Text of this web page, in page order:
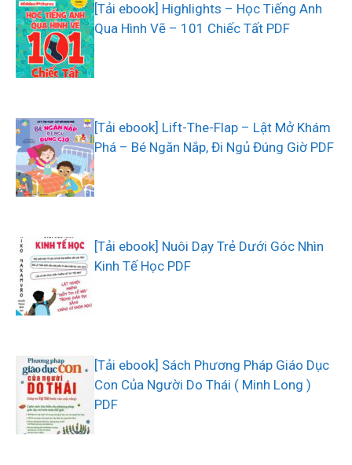
[Tải ebook] Highlights – Học Tiếng Anh
Qua Hình Vẽ – 101 Chiếc Tất PDF
[Tải ebook] Lift-The-Flap – Lật Mở Khám
Phá – Bé Ngăn Nắp, Đi Ngủ Đúng Giờ PDF
[Tải ebook] Nuôi Dạy Trẻ Dưới Góc Nhìn
Kinh Tế Học PDF
[Tải ebook] Sách Phương Pháp Giáo Dục
Con Của Người Do Thái ( Minh Long )
PDF